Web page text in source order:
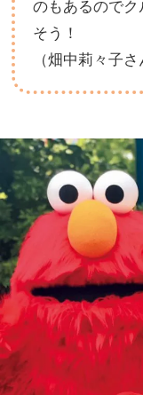
のもあるので
そう！
（畑中莉々子